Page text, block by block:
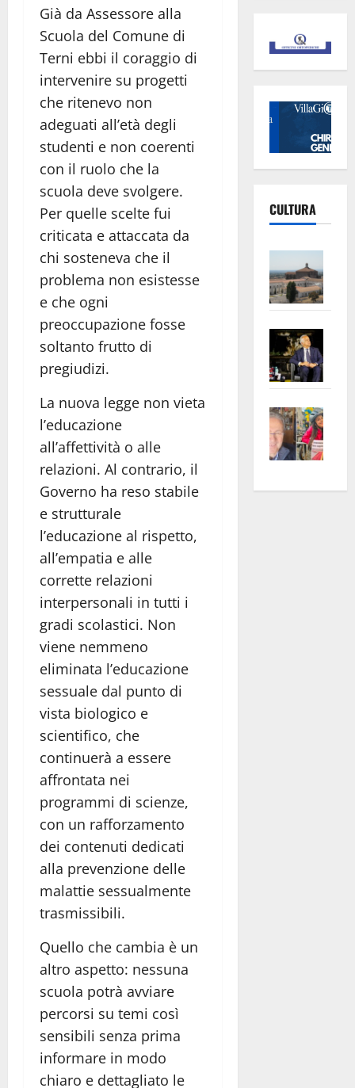
Già da Assessore alla
Scuola del Comune di
Terni ebbi il coraggio di
intervenire su progetti
che ritenevo non
adeguati all’età degli
studenti e non coerenti
con il ruolo che la
scuola deve svolgere.
Per quelle scelte fui
criticata e attaccata da
chi sosteneva che il
problema non esistesse
e che ogni
preoccupazione fosse
soltanto frutto di
pregiudizi.
La nuova legge non vieta
l’educazione
all’affettività o alle
relazioni. Al contrario, il
Governo ha reso stabile
e strutturale
l’educazione al rispetto,
all’empatia e alle
corrette relazioni
interpersonali in tutti i
gradi scolastici. Non
viene nemmeno
eliminata l’educazione
sessuale dal punto di
vista biologico e
scientifico, che
continuerà a essere
affrontata nei
programmi di scienze,
con un rafforzamento
dei contenuti dedicati
alla prevenzione delle
malattie sessualmente
trasmissibili.
Quello che cambia è un
altro aspetto: nessuna
scuola potrà avviare
percorsi su temi così
sensibili senza prima
informare in modo
chiaro e dettagliato le
CULTURA
euro
apre